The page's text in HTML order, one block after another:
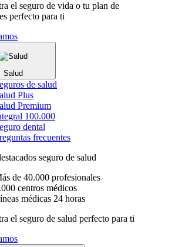
el seguro de vida o tu plan de
perfecto para ti
Salud
de salud
Plus
Premium
100.000
dental
frecuentes
seguro de salud
de 40.000 profesionales
centros médicos
médicas 24 horas
el seguro de salud perfecto para ti